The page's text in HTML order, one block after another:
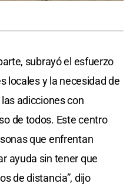
subrayó el esfuerzo
locales y la necesidad de
adicciones con
de todos. Este centro
que enfrentan
ayuda sin tener que
de distancia”, dijo